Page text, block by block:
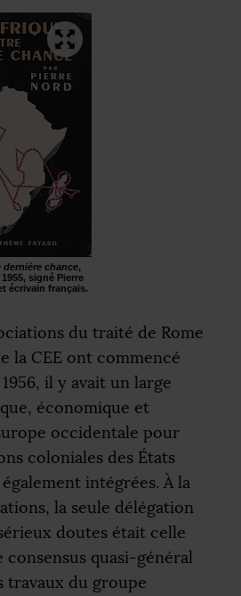
dernière chance,
signé Pierre
écrivain français.
du traité de Rome
la CEE ont commencé
il y avait un large
économique et
occidentale pour
coloniales des États
intégrées. À la
la seule délégation
doutes était celle
consensus quasi-général
travaux du groupe